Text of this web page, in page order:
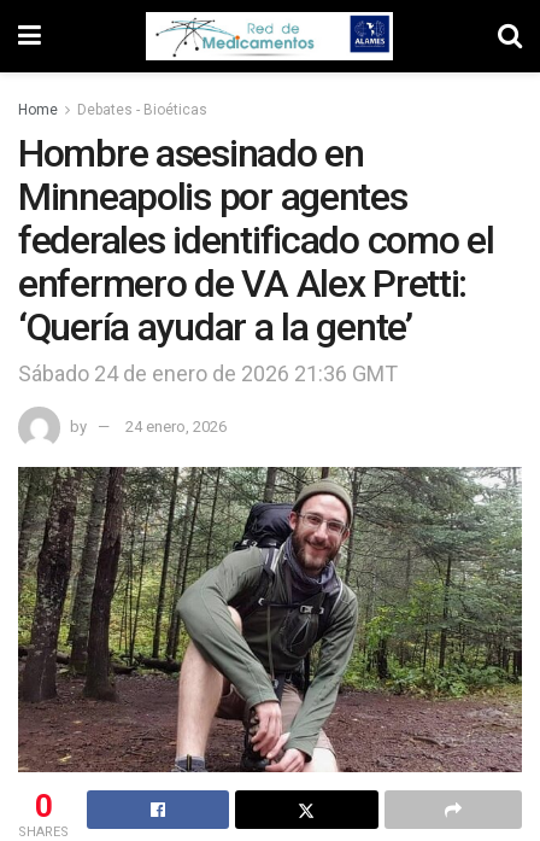
Home Debates - Bioéticas
Hombre asesinado en
Minneapolis por agentes
federales identificado como el
enfermero de VA Alex Pretti:
‘Quería ayudar a la gente’
Sábado 24 de enero de 2026 21:36 GMT
by 24 enero, 2026
0
SHARES